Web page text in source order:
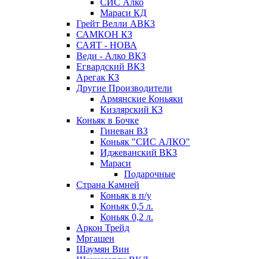
СИС Алко
Мараси КД
Грейт Велли АВКЗ
САМКОН КЗ
САЯТ - НОВА
Веди - Алко ВКЗ
Егвардский ВКЗ
Арегак КЗ
Другие Производители
Армянские Коньяки
Кизлярский КЗ
Коньяк в Бочке
Гиневан ВЗ
Коньяк "СИС АЛКО"
Иджеванский ВКЗ
Мараси
Подарочные
Страна Камней
Коньяк в п/у
Коньяк 0,5 л.
Коньяк 0,2 л.
Аркон Трейд
Мргашен
Шаумян Вин